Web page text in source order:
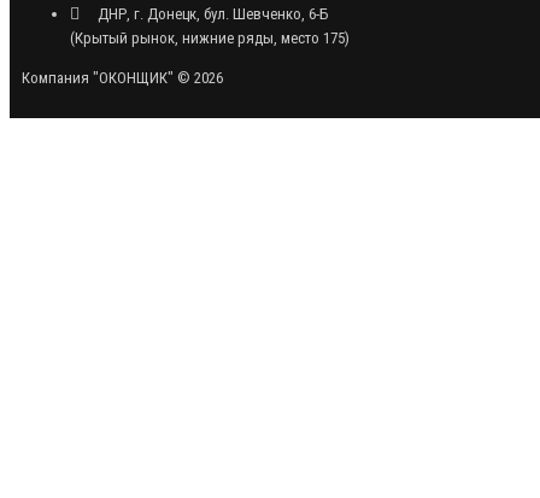
ДНР, г. Донецк, бул. Шевченко, 6-Б
(Крытый рынок, нижние ряды, место 175)
Компания "ОКОНЩИК" © 2026